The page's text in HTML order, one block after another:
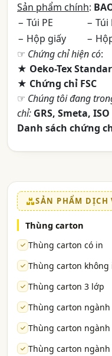
Sản phẩm chính:
− Túi PE
− Túi
− Hộp giấy
−
☞ Chứng chỉ hiện có:
★ Oeko-Tex
★ Chứng chỉ FSC
☞ Chúng tôi đang
chỉ: GRS, Smeta, ISO
Danh sách chứng
SẢN PHẨM DỊCH
Thùng carton
Thùng carton có in
Thùng carton không
Thùng carton 3 lớp
Thùng carton
Thùng carton
Thùng carton